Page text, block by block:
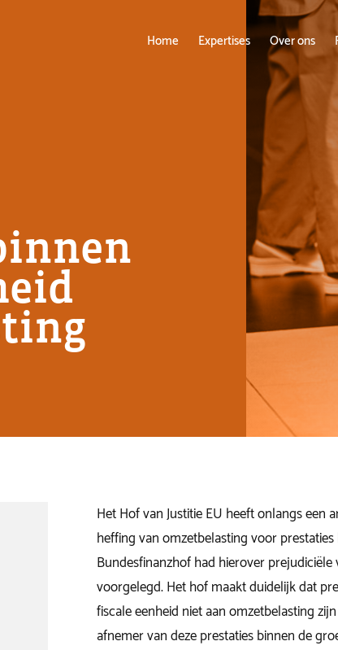
Home Expertises Over ons
Het Hof van Justitie EU heeft onlangs een
heffing van omzetbelasting voor
Bundesfinanzhof had hierover prejudiciële
voorgelegd. Het hof maakt duidelijk dat
fiscale eenheid niet aan omzetbelasting
afnemer van deze prestaties binnen de